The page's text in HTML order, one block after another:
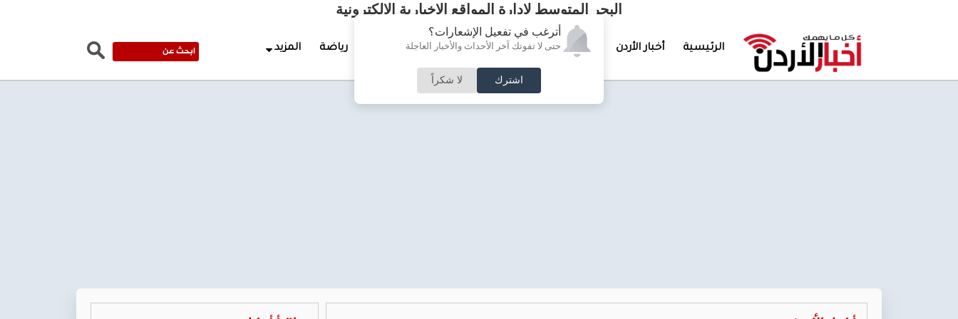
أترغب في تفعيل الإشعارات؟
حتى لا تفوتك آخر الأحداث والأخبار العاجلة
اشترك لا شكراً
البحر المتوسط لإدارة المواقع الإخبارية الالكترونية
الرئيسية أخبار الأردن تغطيات خاصة لقاء الأسبوع جرائم وحوادث رياضة المزيد